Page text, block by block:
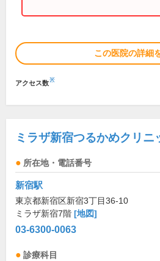
この医院の詳細
アクセス数※
ミラザ新宿つるかめクリニ
所在地・電話番号
新宿駅
東京都新宿区新宿3丁目36-10
ミラザ新宿7階 [地図]
03-6300-0063
診療科目